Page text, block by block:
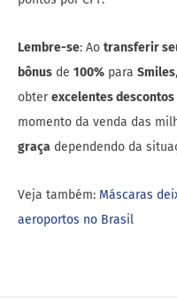
Lembre-se: Ao transferir
bônus de 100% para Smiles,
obterexcelentes descontos
momento da venda das
graça dependendo da
Veja também: Máscaras
aeroportos no Brasil